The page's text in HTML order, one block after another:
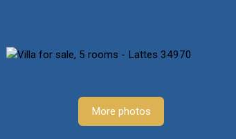
More photos